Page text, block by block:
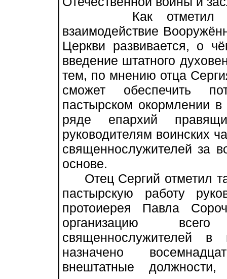
Как отметил
взаимодействие
Церкви развивается, о
введение штатного
тем, по мнению отца
сможет обеспечить
пастырском окормлении
ряде епархий
руководителям воинских
священнослужителей за
основе.
Отец Сергий отметил
пастырскую работу
протоиерея Павла
организацию
священнослужителей
назначено
внештатные